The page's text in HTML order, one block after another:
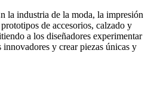
la industria de la moda, la impresión
de accesorios, calzado y
a los diseñadores experimentar
y crear piezas únicas y